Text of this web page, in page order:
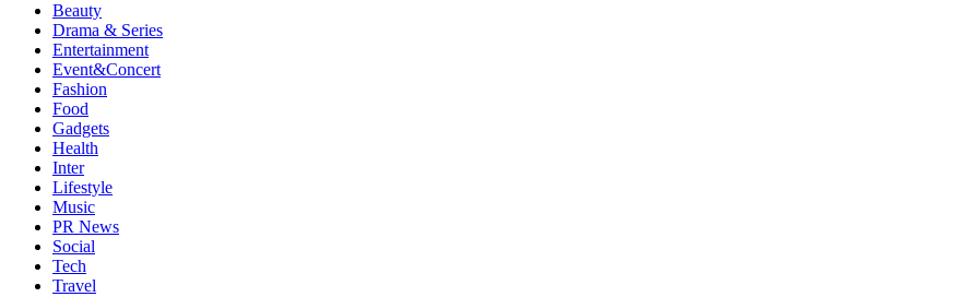
Beauty
Drama & Series
Entertainment
Event&Concert
Fashion
Food
Gadgets
Health
Inter
Lifestyle
Music
PR News
Social
Tech
Travel